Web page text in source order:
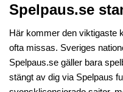
Spelpaus.se
Här kommer den viktigaste
ofta missas. Sveriges
Spelpaus.se gäller bara
stängt av dig via Spelpaus